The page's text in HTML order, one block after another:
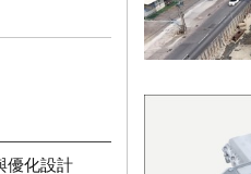
優化設計